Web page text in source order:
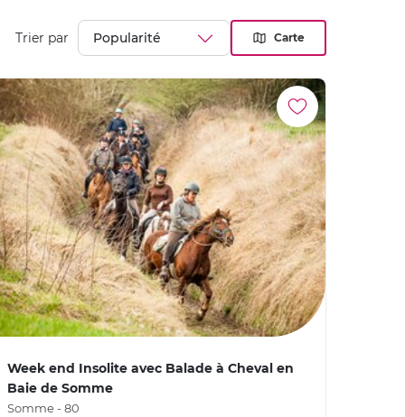
Trier par Carte
Week end Insolite avec Balade à Cheval en
Baie de Somme
Somme - 80